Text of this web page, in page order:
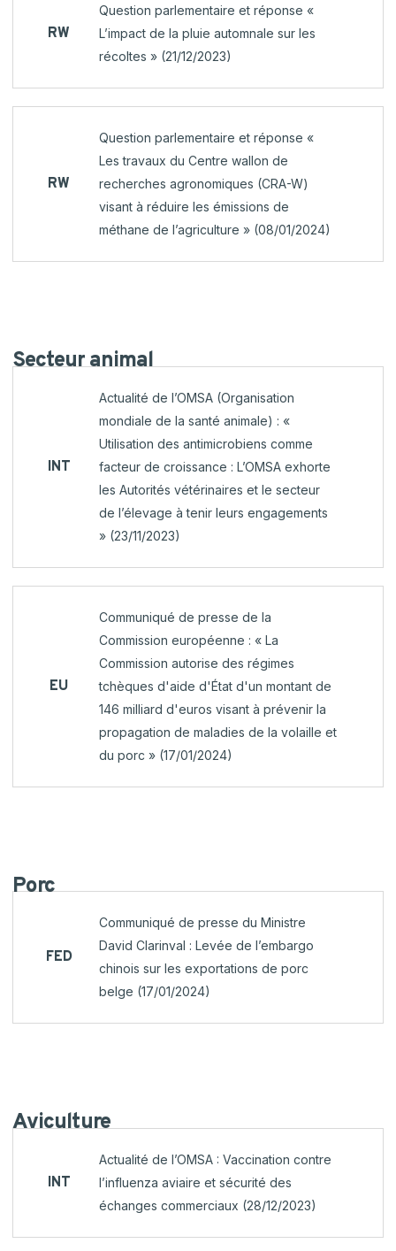
RW
Question parlementaire et réponse «
L’impact de la pluie automnale sur les
récoltes » (21/12/2023)
RW
Question parlementaire et réponse «
Les travaux du Centre wallon de
recherches agronomiques (CRA-W)
visant à réduire les émissions de
méthane de l’agriculture » (08/01/2024)
Secteuranimal
INT
Actualité de l’OMSA (Organisation
mondiale de la santé animale) : «
Utilisation des antimicrobiens comme
facteur de croissance : L’OMSA exhorte
les Autorités vétérinaires et le secteur
de l’élevage à tenir leurs engagements
» (23/11/2023)
EU
Communiqué de presse de la
Commission européenne : « La
Commission autorise des régimes
tchèques d'aide d'État d'un montant de
146 milliard d'euros visant à prévenir la
propagation de maladies de la volaille et
du porc » (17/01/2024)
Porc
FED
Communiqué de presse du Ministre
David Clarinval : Levée de l’embargo
chinois sur les exportations de porc
belge (17/01/2024)
Aviculture
INT
Actualité de l’OMSA : Vaccination contre
l’influenza aviaire et sécurité des
échanges commerciaux (28/12/2023)